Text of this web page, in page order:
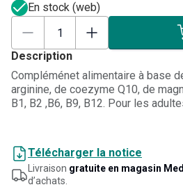
En stock (web)
Description
Compléménet alimentaire à base
arginine, de coezyme Q10, de
B1, B2 ,B6, B9, B12. Pour les
Télécharger la notice
Livraison gratuite en magasin
d’achats.